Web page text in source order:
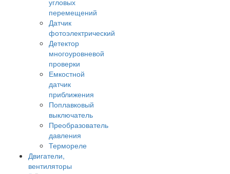
угловых
перемещений
Датчик
фотоэлектрический
Детектор
многоуровневой
проверки
Емкостной
датчик
приближения
Поплавковый
выключатель
Преобразователь
давления
Термореле
Двигатели,
вентиляторы